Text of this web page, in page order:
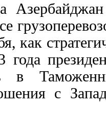
как
года
в
с